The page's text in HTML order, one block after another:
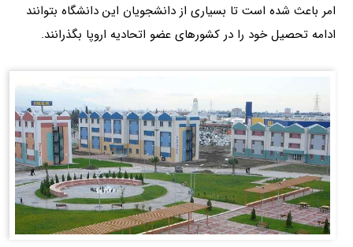
امر باعث شده است تا بسیاری از دانشجویان این دانشگاه بتوانند
ادامه تحصیل خود را در کشورهای عضو اتحادیه اروپا بگذرانند.